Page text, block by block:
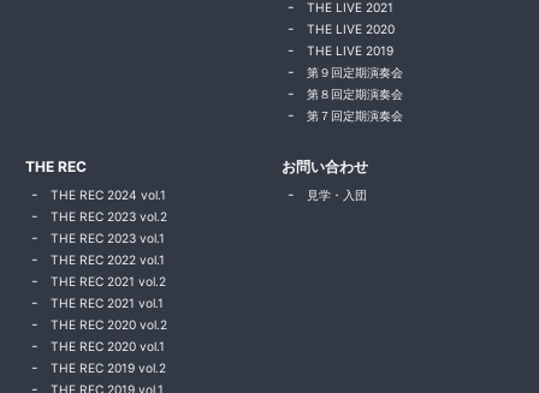
THE LIVE 2021
THE LIVE 2020
THE LIVE 2019
第９回定期演奏会
第８回定期演奏会
第７回定期演奏会
THE REC
THE REC 2024 vol.1
THE REC 2023 vol.2
THE REC 2023 vol.1
THE REC 2022 vol.1
THE REC 2021 vol.2
THE REC 2021 vol.1
THE REC 2020 vol.2
THE REC 2020 vol.1
THE REC 2019 vol.2
THE REC 2019 vol.1
お問い合わせ
見学・入団